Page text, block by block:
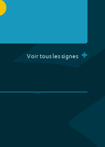
Voir tous les signes +